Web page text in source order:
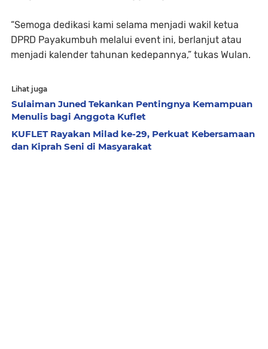
“Semoga dedikasi kami selama menjadi wakil ketua
DPRD Payakumbuh melalui event ini, berlanjut atau
menjadi kalender tahunan kedepannya,” tukas Wulan.
Lihat juga
Sulaiman Juned Tekankan Pentingnya Kemampuan
Menulis bagi Anggota Kuflet
KUFLET Rayakan Milad ke-29, Perkuat Kebersamaan
dan Kiprah Seni di Masyarakat